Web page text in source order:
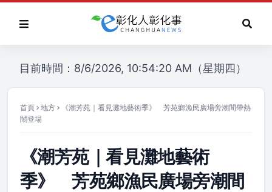
目前時間：8/6/2026, 10:54:20 AM（星期四）
首頁 地方
《潮芳苑｜看見灘地藝術季》 芳苑鄉漁民廣場旁潮間帶熱
鬧登場
《潮芳苑｜看見灘地藝術
季》 芳苑鄉漁民廣場旁潮間